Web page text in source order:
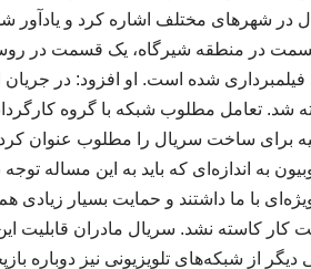
در شهرهای مختلف اشاره کرد و
در منطقه شیرگاه، یک قسمت در
شده است. او افزود: در جریان
شد. تعامل مطلوب شبکه با گروه
برای ساخت سریال را مطلوب عنوان
به اندازه‌ای که باید به این مساله
با ما داشتند و حمایت بسیار زیادی
کار کاسته نشد. سریال مادران قابلیت
از شبکه‌های تلویزیونی نیز دوباره